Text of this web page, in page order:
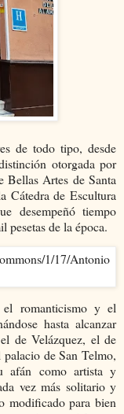
de todo tipo, desde
otorgada por
Artes de Santa
Cátedra de Escultura
desempeñó tiempo
pesetas de la época.
romanticismo y el
hasta alcanzar
de Velázquez, el de
de San Telmo,
afán como artista y
vez más solitario y
modificado para bien